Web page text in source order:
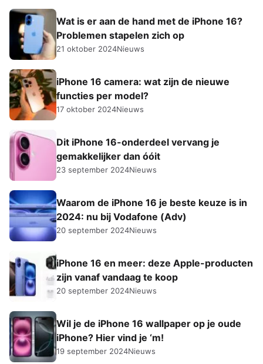
Wat is er aan de hand met de iPhone 16?
Problemen stapelen zich op
21 oktober 2024Nieuws
iPhone 16 camera: wat zijn de nieuwe
functies per model?
17 oktober 2024Nieuws
Dit iPhone 16-onderdeel vervang je
gemakkelijker dan óóit
23 september 2024Nieuws
Waarom de iPhone 16 je beste keuze is in
2024: nu bij Vodafone (Adv)
20 september 2024Nieuws
iPhone 16 en meer: deze Apple-producten
zijn vanaf vandaag te koop
20 september 2024Nieuws
Wil je de iPhone 16 wallpaper op je oude
iPhone? Hier vind je ‘m!
19 september 2024Nieuws